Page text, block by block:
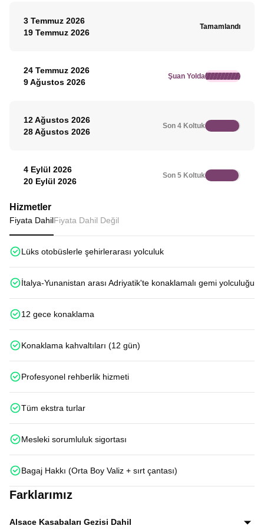
3 Temmuz 2026
19 Temmuz 2026
Tamamlandı
24 Temmuz 2026
9 Ağustos 2026
Şuan Yolda
12 Ağustos 2026
28 Ağustos 2026
Son 4 Koltuk
4 Eylül 2026
20 Eylül 2026
Son 5 Koltuk
Hizmetler
Fiyata DahilFiyata Dahil Değil
Lüks otobüslerle şehirlerarası yolculuk
İtalya-Yunanistan arası Adriyatik'te konaklamalı gemi yolculuğu
12 gece konaklama
Konaklama kahvaltıları (12 gün)
Profesyonel rehberlik hizmeti
Tüm ekstra turlar
Mesleki sorumluluk sigortası
Bagaj Hakkı (Orta Boy Valiz + sırt çantası)
Farklarımız
Alsace Kasabaları Gezisi Dahil